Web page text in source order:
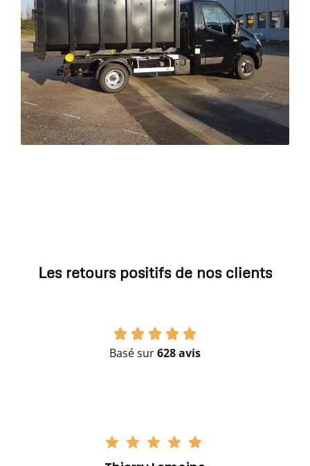
Les retours positifs de nos clients
Basé sur628 avis